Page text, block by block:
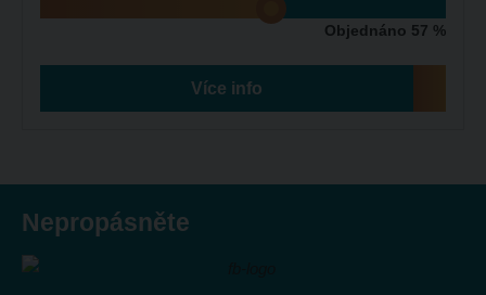
Objednáno 57 %
Více info
Nepropásněte